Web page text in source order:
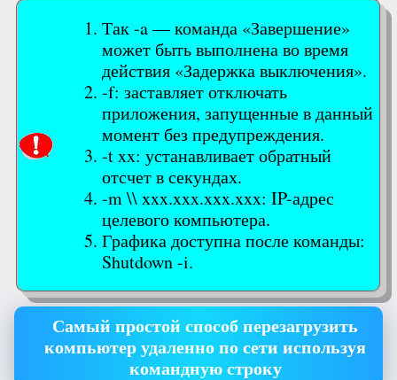
Так -a — команда «Завершение»
может быть выполнена во время
действия «Задержка выключения».
-f: заставляет отключать
приложения, запущенные в данный
момент без предупреждения.
-t xx: устанавливает обратный
отсчет в секундах.
-m \\ xxx.xxx.xxx.xxx: IP-адрес
целевого компьютера.
Графика доступна после команды:
Shutdown -i.
Самый простой способ перезагрузить
компьютер удаленно по сети используя
командную строку